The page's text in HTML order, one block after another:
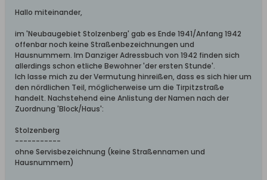
Hallo miteinander,
im 'Neubaugebiet Stolzenberg' gab es Ende 1941/Anfang 1942
offenbar noch keine Straßenbezeichnungen und
Hausnummern. Im Danziger Adressbuch von 1942 finden sich
allerdings schon etliche Bewohner 'der ersten Stunde'.
Ich lasse mich zu der Vermutung hinreißen, dass es sich hier um
den nördlichen Teil, möglicherweise um die Tirpitzstraße
handelt. Nachstehend eine Anlistung der Namen nach der
Zuordnung 'Block/Haus':
Stolzenberg
-----------
ohne Servisbezeichnung (keine Straßennamen und
Hausnummern)